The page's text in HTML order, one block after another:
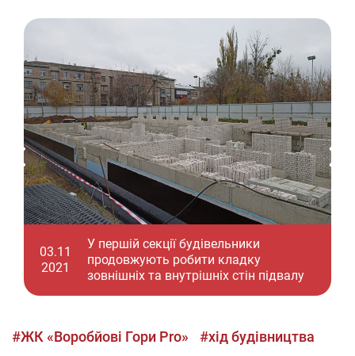
03.11
2021
У першій секції будівельники
продовжують робити кладку
зовнішніх та внутрішніх стін підвалу
#ЖК «Воробйові Гори Pro» #хід будівництва